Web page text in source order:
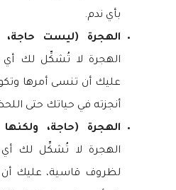
بأي ندم.
الهجرة (ليست حاجة،
الهجرة لا تُشكِّل لك أي
عليك أن تنسى أمرها
أنجزته في حياتك حتى
الهجرة (حاجة،
الهجرة لا تُشكِّل لك
لظروف قاسية، عليك أن